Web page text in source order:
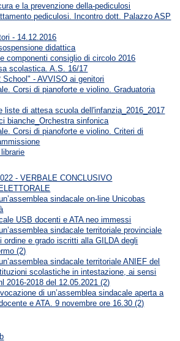
e la prevenzione della-pediculosi
pediculosi. Incontro dott. Palazzo ASP
- 14.12.2016
didattica
componenti consiglio di circolo 2016
scolastica. A.S. 16/17
School" - AVVISO ai genitori
Corsi di pianoforte e violino. Graduatoria
liste di attesa scuola dell'infanzia_2016_2017
bianche_Orchestra sinfonica
Corsi di pianoforte e violino. Criteri di
- VERBALE CONCLUSIVO
sindacale on-line Unicobas
USB docenti e ATA neo immessi
sindacale territoriale provinciale
ordine e grado iscritti alla GILDA degli
(2)
sindacale territoriale ANIEF del
scolastiche in intestazione, ai sensi
2016-2018 del 12.05.2021 (2)
di un’assemblea sindacale aperta a
e ATA. 9 novembre ore 16.30 (2)